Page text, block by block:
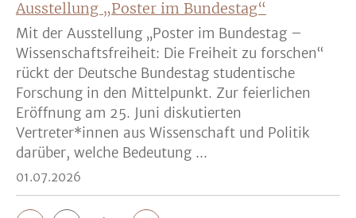
Ausstellung „Poster im Bundestag“
Mit der Ausstellung „Poster im Bundestag –
Wissenschaftsfreiheit: Die Freiheit zu forschen“
rückt der Deutsche Bundestag studentische
Forschung in den Mittelpunkt. Zur feierlichen
Eröffnung am 25. Juni diskutierten
Vertreter*innen aus Wissenschaft und Politik
darüber, welche Bedeutung ...
01.07.2026